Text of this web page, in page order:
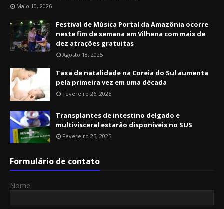
Maio 10, 2026
Festival de Música Portal da Amazônia ocorre
neste fim de semana em Vilhena com mais de
dez atrações gratuitas
Agosto 18, 2025
Taxa de natalidade na Coreia do Sul aumenta
pela primeira vez em uma década
Fevereiro 26, 2025
Transplantes de intestino delgado e
multivisceral estarão disponíveis no SUS
Fevereiro 25, 2025
Formulário de contato
Nome